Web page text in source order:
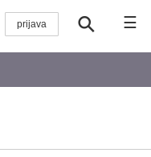
☰